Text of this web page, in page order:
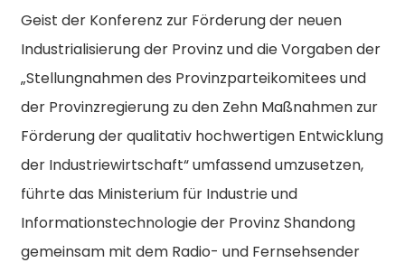
Geist der Konferenz zur Förderung der neuen
Industrialisierung der Provinz und die Vorgaben der
„Stellungnahmen des Provinzparteikomitees und
der Provinzregierung zu den Zehn Maßnahmen zur
Förderung der qualitativ hochwertigen Entwicklung
der Industriewirtschaft“ umfassend umzusetzen,
führte das Ministerium für Industrie und
Informationstechnologie der Provinz Shandong
gemeinsam mit dem Radio- und Fernsehsender